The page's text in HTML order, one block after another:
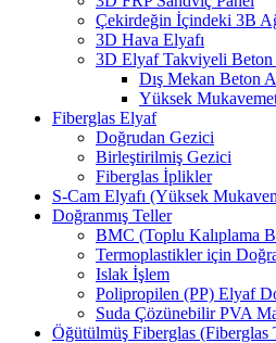
Çekirdeğin İçindeki 3B
3D Hava Elyafı
3D Elyaf Takviyeli Beton
Dış Mekan Beton
Yüksek
Fiberglas Elyaf
Doğrudan Gezici
Birleştirilmiş Gezici
Fiberglas İplikler
S-Cam Elyafı (Yüksek
Doğranmış Teller
BMC (Toplu Kalıplama
Termoplastikler için
Islak İşlem
Polipropilen (PP) Elyaf
Suda Çözünebilir PVA
Öğütülmüş Fiberglas (Fiberglas